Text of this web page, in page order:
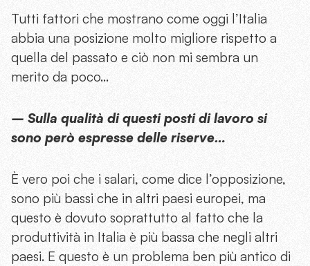
Tutti fattori che mostrano come oggi l’Italia
abbia una posizione molto migliore rispetto a
quella del passato e ciò non mi sembra un
merito da poco…
– Sulla qualità di questi posti di lavoro si
sono però espresse delle riserve…
È vero poi che i salari, come dice l’opposizione,
sono più bassi che in altri paesi europei, ma
questo è dovuto soprattutto al fatto che la
produttività in Italia è più bassa che negli altri
paesi. E questo è un problema ben più antico di